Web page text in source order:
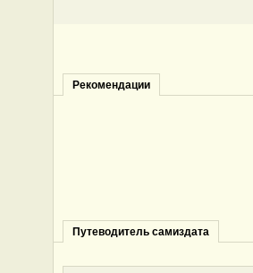
Рекомендации
Путеводитель самиздата